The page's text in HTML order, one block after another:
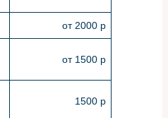
от 2000 р
от 1500 р
1500 р